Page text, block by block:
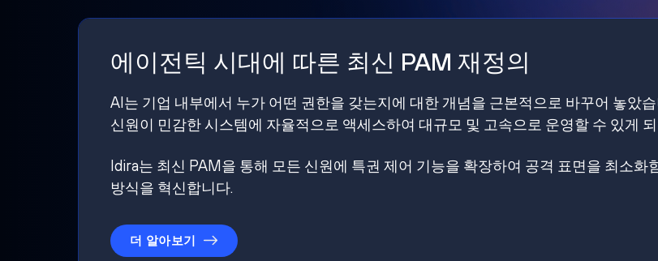
에이전틱 시대에 따른 최신 PAM 재정의
AI는 기업 내부에서 누가 어떤 권한을 갖는지에 대한 개념을 근본적으로 바꾸어 놓았
신원이 민감한 시스템에 자율적으로 액세스하여 대규모 및 고속으로 운영할 수 있게
Idira는 최신 PAM을 통해 모든 신원에 특권 제어 기능을 확장하여 공격 표면을 최소화
방식을 혁신합니다.
더 알아보기